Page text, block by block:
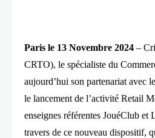
Paris le 13 Novembre 2024 –
CRTO), le spécialiste du
aujourd’hui son partenariat avec
le lancement de l’activité Retail
enseignes référentes JouéClub et
travers de ce nouveau dispositif,